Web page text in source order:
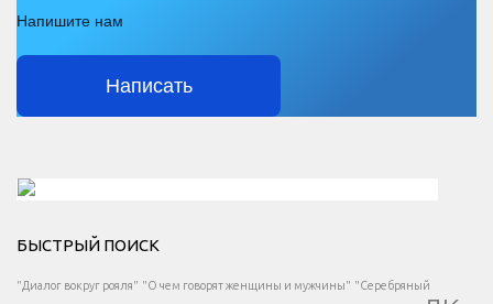
Напишите нам
Написать
Есть вопрос?
БЫСТРЫЙ ПОИСК
"Диалог вокруг рояля" "О чем говорят женщины и мужчины" "Серебряный